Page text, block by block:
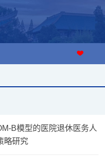
B模型的医院退休医务人
略研究